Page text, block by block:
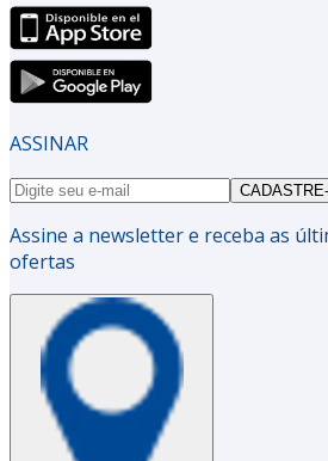
ASSINAR
Assine a newsletter e receba as
ofertas